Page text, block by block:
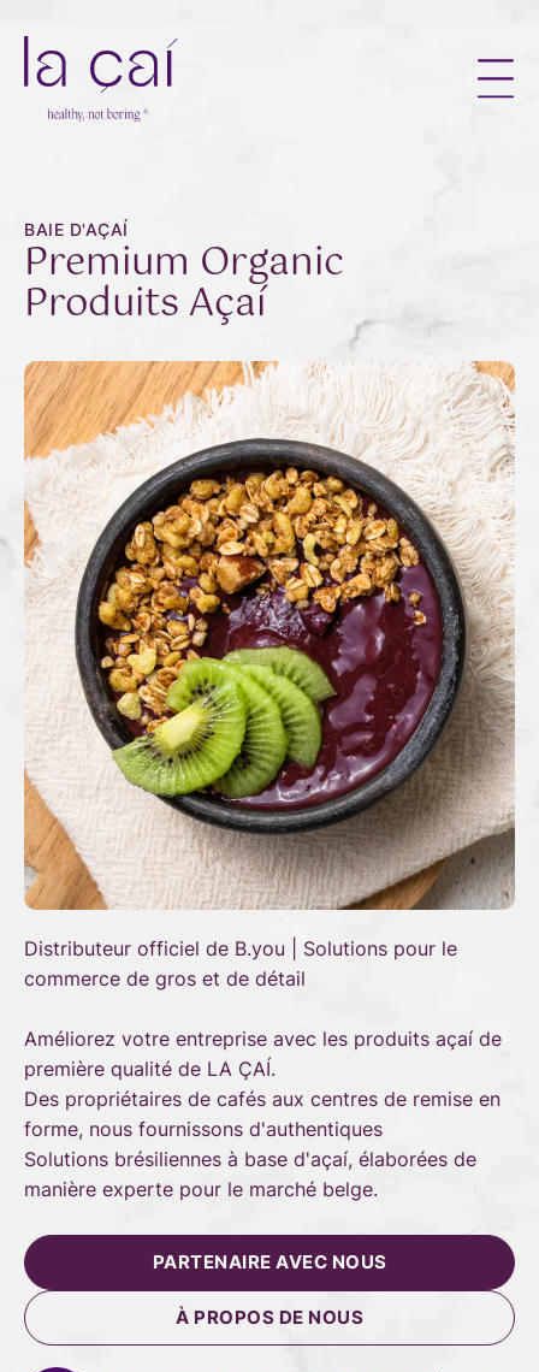
BAIE D'AÇAÍ
Premium Organic
Produits Açaí
Distributeur officiel de B.you | Solutions pour le
commerce de gros et de détail
Améliorez votre entreprise avec les produits açaí de
première qualité de LA ÇAÍ.
Des propriétaires de cafés aux centres de remise en
forme, nous fournissons d'authentiques
Solutions brésiliennes à base d'açaí, élaborées de
manière experte pour le marché belge.
PARTENAIRE AVEC NOUS
À PROPOS DE NOUS